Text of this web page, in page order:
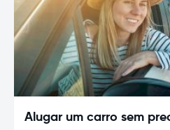
Alugar um carro sem